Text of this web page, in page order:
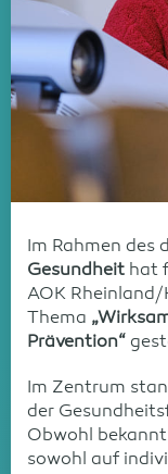
Im Rahmen des
Gesundheit hat
AOK Rheinland/
Thema
Prävention“
Im Zentrum
der
Obwohl
sowohl auf